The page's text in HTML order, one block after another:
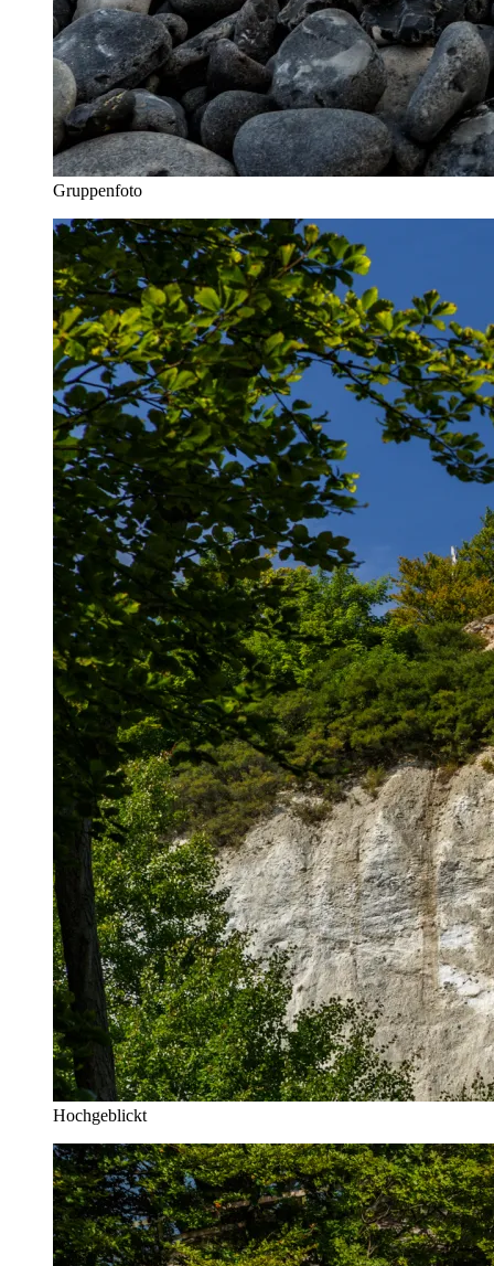
Gruppenfoto
Hochgeblickt